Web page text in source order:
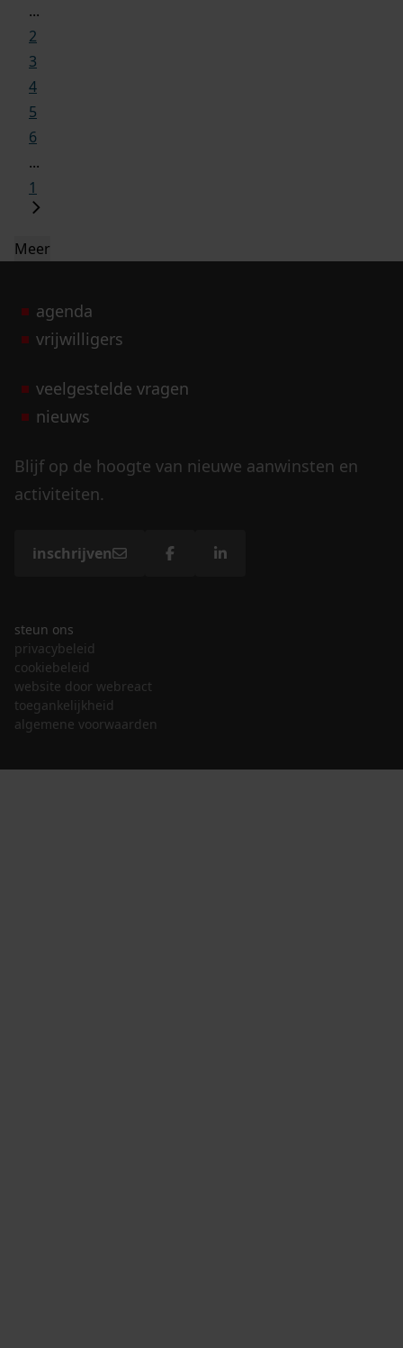
...
2
3
4
5
6
...
1
Meer
agenda
vrijwilligers
veelgestelde vragen
nieuws
Blijf op de hoogte van nieuwe aanwinsten en
activiteiten.
inschrijven
steun ons
privacybeleid
cookiebeleid
website door webreact
toegankelijkheid
algemene voorwaarden